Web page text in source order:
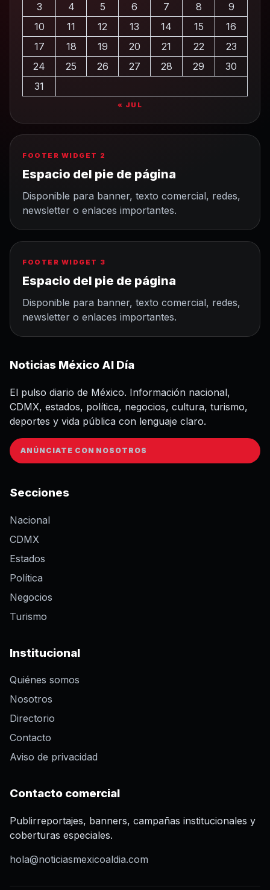
3
4 5 6 7 8
9
10
11 12 13 14 15
16
17
18 19 20 21 22
23
24
25 26 27 28 29
30
31
« JUL
FOOTER WIDGET 2
Espacio del pie de página
Disponible para banner, texto comercial, redes,
newsletter o enlaces importantes.
FOOTER WIDGET 3
Espacio del pie de página
Disponible para banner, texto comercial, redes,
newsletter o enlaces importantes.
Noticias México Al Día
El pulso diario de México. Información nacional,
CDMX, estados, política, negocios, cultura, turismo,
deportes y vida pública con lenguaje claro.
ANÚNCIATE CON NOSOTROS
Secciones
Nacional
CDMX
Estados
Política
Negocios
Turismo
Institucional
Quiénes somos
Nosotros
Directorio
Contacto
Aviso de privacidad
Contacto comercial
Publirreportajes, banners, campañas institucionales y
coberturas especiales.
hola@noticiasmexicoaldia.com